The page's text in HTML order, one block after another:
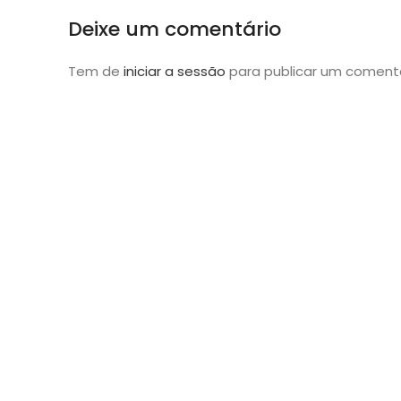
Deixe um comentário
Tem de iniciar a sessão para publicar um